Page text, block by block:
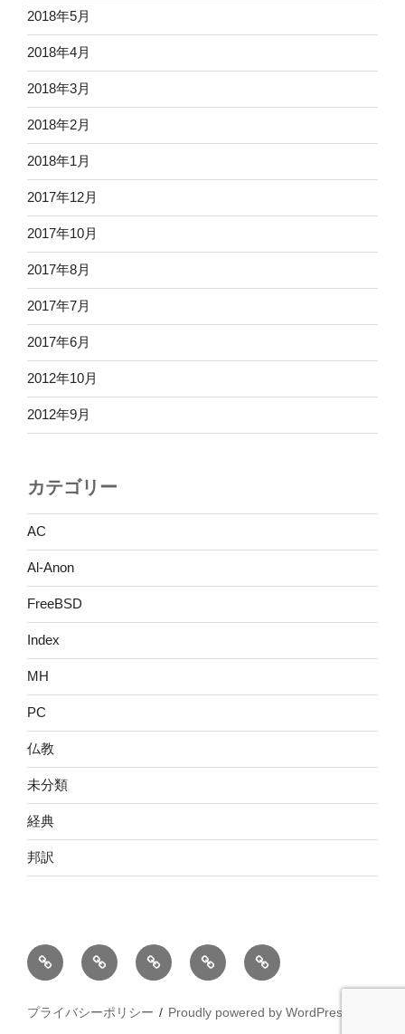
2018年5月
2018年4月
2018年3月
2018年2月
2018年1月
2017年12月
2017年10月
2017年8月
2017年7月
2017年6月
2012年10月
2012年9月
カテゴリー
AC
Al-Anon
FreeBSD
Index
MH
PC
仏教
未分類
経典
邦訳
ホ
ー
ブ
ロ
WIKI
コ
ン
プ
ラ
プライバシーポリシー Proudly powered by WordPress